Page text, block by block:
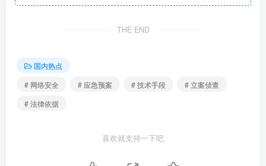
THE END
国内热点
# 网络安全
# 应急预案 # 技术手段
# 立案侦查
# 法律依据
喜欢就支持一下吧